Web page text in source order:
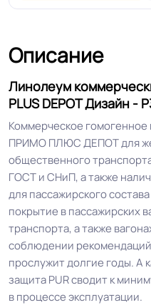
Устойчивость к химии
Особенности
коллекции
Защитный слой
Допуск изменения
рабочего слоя
+-
Допуск изменения
линейных размеров
Описание
Линолеум
PLUS DEPOT Дизайн -
Коммерческое гомогенное
ПРИМО ПЛЮС ДЕПОТ для
общественного
ГОСТ и СНиП, а также
для пассажирского
покрытие в пассажирских
транспорта, а также
соблюдении рекомендаций
прослужит долгие годы. А
защита PUR сводит к
в процессе эксплуатации.